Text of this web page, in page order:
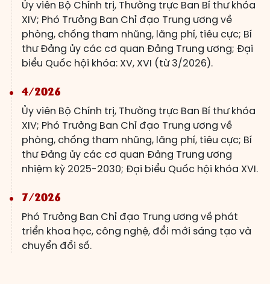
Ủy viên Bộ Chính trị, Thường trực Ban Bí thư khóa
XIV; Phó Trưởng Ban Chỉ đạo Trung ương về
phòng, chống tham nhũng, lãng phí, tiêu cực; Bí
thư Đảng ủy các cơ quan Đảng Trung ương; Đại
biểu Quốc hội khóa: XV, XVI (từ 3/2026).
4/2026
Ủy viên Bộ Chính trị, Thường trực Ban Bí thư khóa
XIV; Phó Trưởng Ban Chỉ đạo Trung ương về
phòng, chống tham nhũng, lãng phí, tiêu cực; Bí
thư Đảng ủy các cơ quan Đảng Trung ương
nhiệm kỳ 2025-2030; Đại biểu Quốc hội khóa XVI.
7/2026
Phó Trưởng Ban Chỉ đạo Trung ương về phát
triển khoa học, công nghệ, đổi mới sáng tạo và
chuyển đổi số.